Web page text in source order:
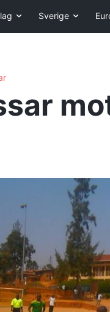
Sverige